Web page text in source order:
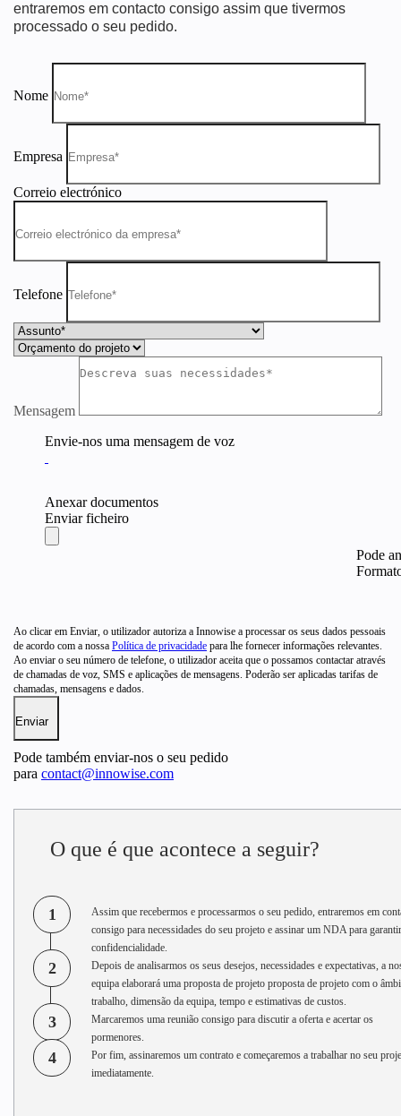
entraremos em contacto consigo assim que tivermos
processado o seu pedido.
Nome
Empresa
Correio electrónico
Telefone
Mensagem
Envie-nos uma mensagem de voz
Anexar documentos
Enviar ficheiro
Pode
Ao clicar em Enviar, o utilizador autoriza a Innowise a processar os seus dados pessoais
de acordo com a nossa Política de privacidade para lhe fornecer informações relevantes.
Ao enviar o seu número de telefone, o utilizador aceita que o possamos contactar através
de chamadas de voz, SMS e aplicações de mensagens. Poderão ser aplicadas tarifas de
chamadas, mensagens e dados.
Pode também enviar-nos o seu pedido
para contact@innowise.com
O que é que acontece a seguir?
1
Assim que recebermos e processarmos o seu pedido, entraremos em
consigo para necessidades do seu projeto e assinar um NDA para
confidencialidade.
2
Depois de analisarmos os seus desejos, necessidades e expectativas, a
equipa elaborará uma proposta de projeto proposta de projeto com o
trabalho, dimensão da equipa, tempo e estimativas de custos.
3
Marcaremos uma reunião consigo para discutir a oferta e acertar os
pormenores.
4
Por fim, assinaremos um contrato e começaremos a trabalhar no seu
imediatamente.